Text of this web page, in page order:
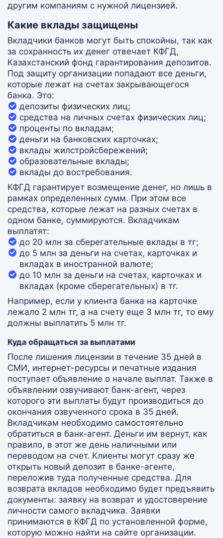
другим компаниям с нужной лицензией.
Какие вклады защищены
Вкладчики банков могут быть спокойны, так как
за сохранность их денег отвечает КФГД,
Казахстанский фонд гарантирования депозитов.
Под защиту организации попадают все деньги,
которые лежат на счетах закрывающегося
банка. Это:
депозиты физических лиц;
средства на личных счетах физических лиц;
проценты по вкладам;
деньги на банковских карточках;
вклады жилстройсбережений;
образовательные вклады;
вклады до востребования.
КФГД гарантирует возмещение денег, но лишь в
рамках определенных сумм. При этом все
средства, которые лежат на разных счетах в
одном банке, суммируются. Вкладчикам
выплатят:
до 20 млн за сберегательные вклады в тг;
до 5 млн за деньги на счетах, карточках и
вкладах в иностранной валюте;
до 10 млн за деньги на счетах, карточках и
вкладах (кроме сберегательных) в тг.
Например, если у клиента банка на карточке
лежало 2 млн тг, а на счету еще 3 млн тг, то ему
должны выплатить 5 млн тг.
Куда обращаться за выплатами
После лишения лицензии в течение 35 дней в
СМИ, интернет-ресурсы и печатные издания
поступает объявление о начале выплат. Также в
объявлении озвучивают банк-агент, через
которого эти выплаты будут производиться до
окончания озвученного срока в 35 дней.
Вкладчикам необходимо самостоятельно
обратиться в банк-агент. Деньги им вернут, как
правило, в этот же день наличными или
переводом на счет. Клиенты могут сразу же
открыть новый депозит в банке-агенте,
переложив туда полученные средства. Для
возврата вкладов необходимо будет предъявить
документы: заявку на возврат и удостоверение
личности самого вкладчика. Заявки
принимаются в КФГД по установленной форме,
которую можно найти на сайте организации.